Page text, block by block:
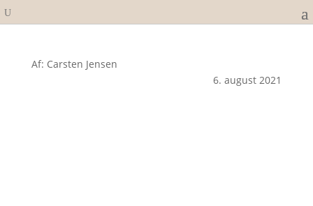
Af: Carsten Jensen
6. august 2021